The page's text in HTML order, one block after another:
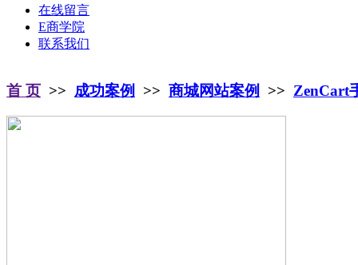
在线留言
E商学院
联系我们
首 页 >> 成功案例 >> 商城网站案例 >> ZenCart